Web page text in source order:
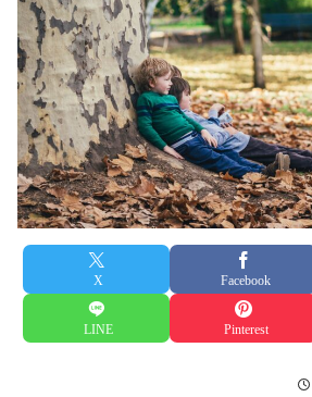
X Facebook
LINE Pinterest